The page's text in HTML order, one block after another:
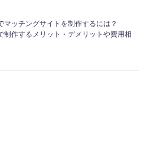
マッチングサイトを制作するには？
制作するメリット・デメリットや費用相